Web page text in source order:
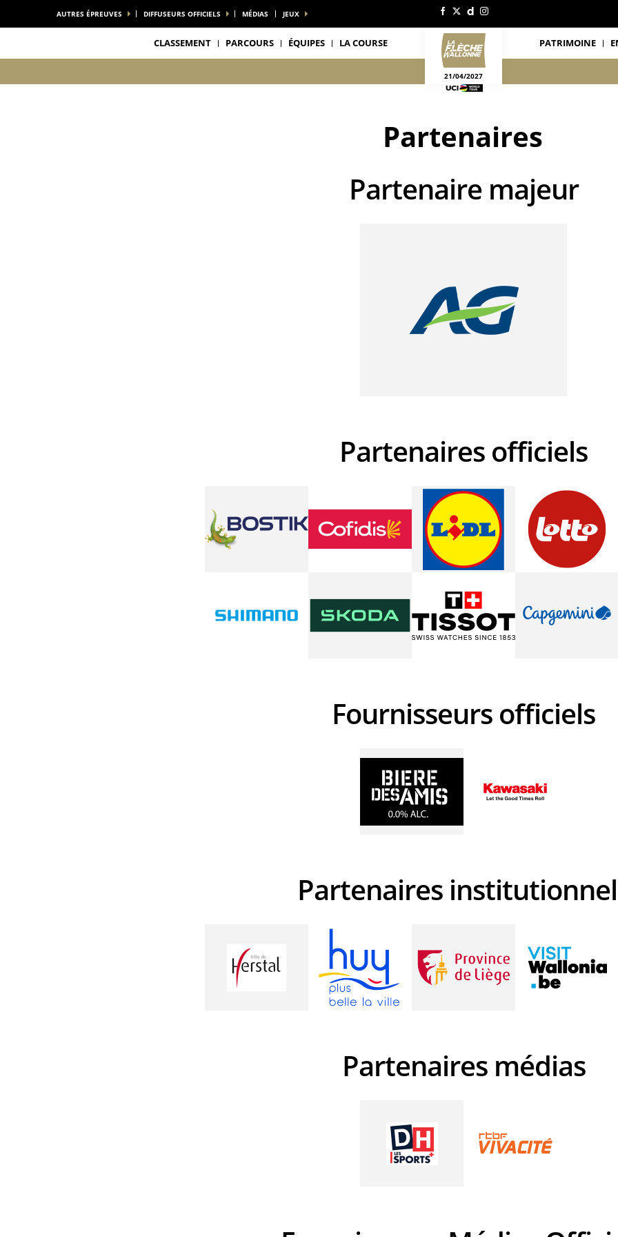
AUTRES ÉPREUVES DIFFUSEURS OFFICIELS MÉDIAS JEUX
CLASSEMENT PARCOURS ÉQUIPES LA COURSE
21/04/2027
PATRIMOINE
Partenaires
Partenaire majeur
Partenaires officiels
Fournisseurs officiels
Partenaires
Partenaires médias